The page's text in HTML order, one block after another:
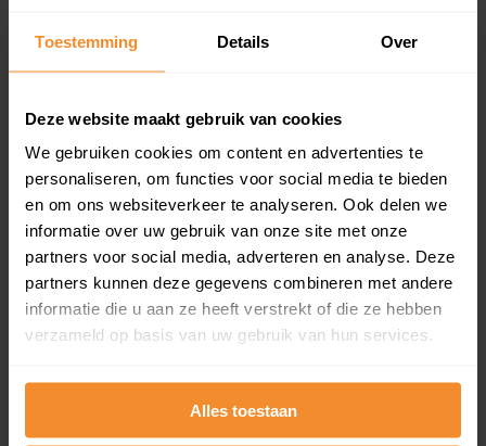
Toestemming Details Over
Deze website maakt gebruik van cookies
We gebruiken cookies om content en advertenties te
personaliseren, om functies voor social media te bieden
en om ons websiteverkeer te analyseren. Ook delen we
informatie over uw gebruik van onze site met onze
partners voor social media, adverteren en analyse. Deze
partners kunnen deze gegevens combineren met andere
informatie die u aan ze heeft verstrekt of die ze hebben
verzameld op basis van uw gebruik van hun services.
Alles toestaan
en koopdatum) binnen een postcodegebied. Dit
koopsommen.
Bekijk product
Direct leverbaar
Kadastrale kaart pakket
Alleen globale ligging perceel